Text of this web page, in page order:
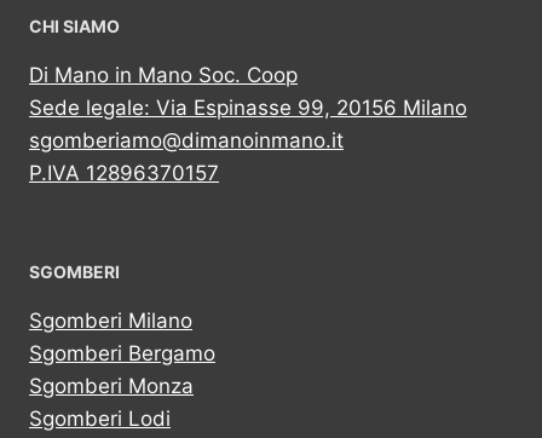
CHI SIAMO
Di Mano in Mano Soc. Coop
Sede legale: Via Espinasse 99, 20156 Milano
sgomberiamo@dimanoinmano.it
P.IVA 12896370157
SGOMBERI
Sgomberi Milano
Sgomberi Bergamo
Sgomberi Monza
Sgomberi Lodi